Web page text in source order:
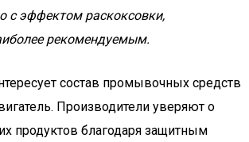
с эффектом раскоксовки,
рекомендуемым.
состав промывочных средств
Производители уверяют о
продуктов благодаря защитным